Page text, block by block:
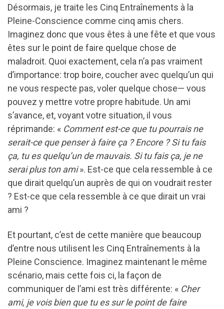
Désormais, je traite les Cinq Entraînements à la
Pleine-Conscience comme cinq amis chers.
Imaginez donc que vous êtes à une fête et que vous
êtes sur le point de faire quelque chose de
maladroit. Quoi exactement, cela n’a pas vraiment
d’importance: trop boire, coucher avec quelqu’un qui
ne vous respecte pas, voler quelque chose— vous
pouvez y mettre votre propre habitude. Un ami
s’avance, et, voyant votre situation, il vous
réprimande: « Comment est-ce que tu pourrais ne
serait-ce que penser à faire ça ? Encore ? Si tu fais
ça, tu es quelqu’un de mauvais. Si tu fais ça, je ne
serai plus ton ami». Est-ce que cela ressemble à ce
que dirait quelqu’un auprès de qui on voudrait rester
? Est-ce que cela ressemble à ce que dirait un vrai
ami ?
Et pourtant, c’est de cette manière que beaucoup
d’entre nous utilisent les Cinq Entraînements à la
Pleine Conscience. Imaginez maintenant le même
scénario, mais cette fois ci, la façon de
communiquer de l’ami est très différente: « Cher
ami, je vois bien que tu es sur le point de faire